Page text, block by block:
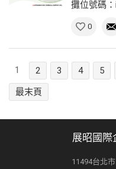
攤位號碼
0
1 2 3 4 5
最末頁
展昭國際
11494台北